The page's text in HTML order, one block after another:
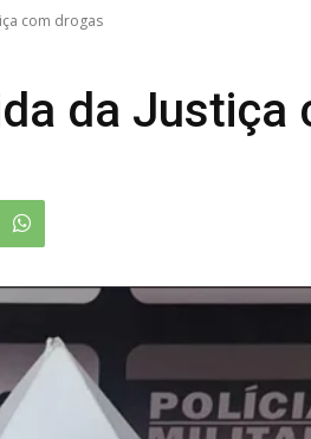
com drogas
da Justiça